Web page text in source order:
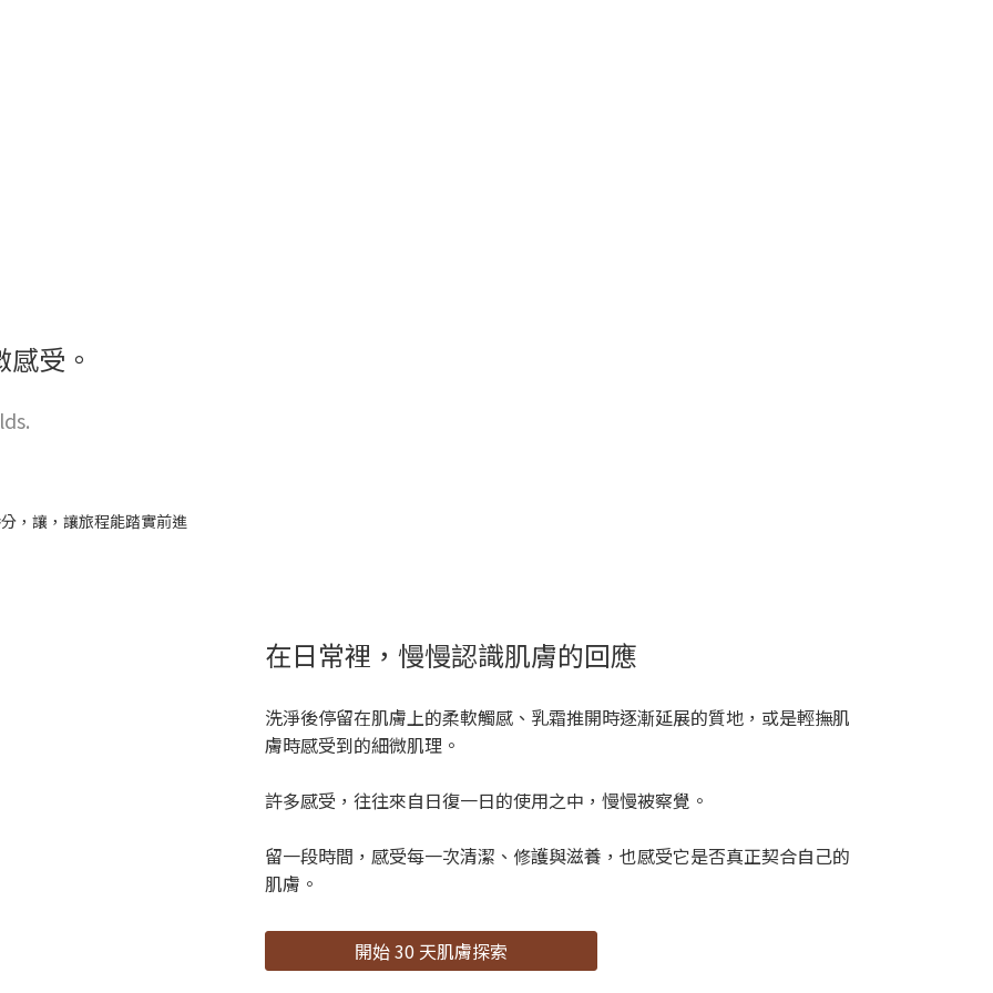
受。
在日常裡，慢慢認識肌膚的回應
洗淨後停留在肌膚上的柔軟觸感、乳霜推開時逐漸延展的質地，或是輕撫肌
膚時感受到的細微肌理。
許多感受，往往來自日復一日的使用之中，慢慢被察覺。
留一段時間，感受每一次清潔、修護與滋養，也感受它是否真正契合自己的
肌膚。
開始 30 天肌膚探索